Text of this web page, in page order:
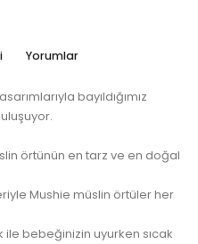
Yorumlar
bayıldığımız
örtünün en tarz ve en doğal
Mushie müslin örtüler her
bebeğinizin uyurken sıcak